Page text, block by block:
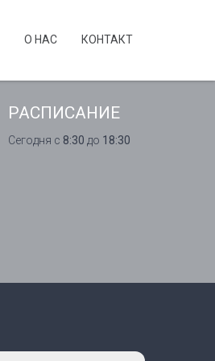
О НАС КОНТАКТ
РАСПИСАНИЕ
Сегодня с 8:30 до 18:30